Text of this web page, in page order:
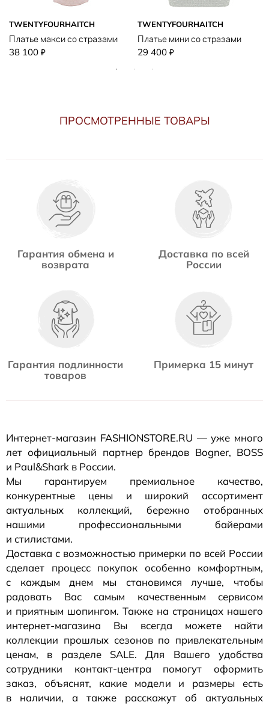
TWENTYFOURHAITCH
Платье макси со стразами
38 100 ₽
TWENTYFOURHAITCH
Платье мини со стразами
29 400 ₽
ПРОСМОТРЕННЫЕ ТОВАРЫ
Гарантия обмена и
возврата
Доставка по всей
России
Гарантия подлинности
товаров
Примерка 15 минут
Интернет-магазин FASHIONSTORE.RU — уже много
лет официальный партнер брендов Bogner, BOSS
и Paul&Shark в России.
Мы гарантируем премиальное качество,
конкурентные цены и широкий ассортимент
актуальных коллекций, бережно отобранных
нашими профессиональными байерами
и стилистами.
Доставка с возможностью примерки по всей России
сделает процесс покупок особенно комфортным,
с каждым днем мы становимся лучше, чтобы
радовать Вас самым качественным сервисом
и приятным шопингом. Также на страницах нашего
интернет-магазина Вы всегда можете найти
коллекции прошлых сезонов по привлекательным
ценам, в разделе SALE. Для Вашего удобства
сотрудники контакт-центра помогут оформить
заказ, объяснят, какие модели и размеры есть
в наличии, а также расскажут об актуальных